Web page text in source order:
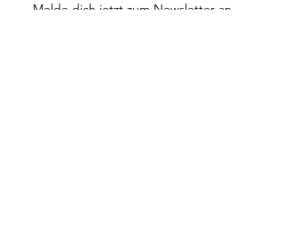
Melde dich jetzt zum Newsletter an